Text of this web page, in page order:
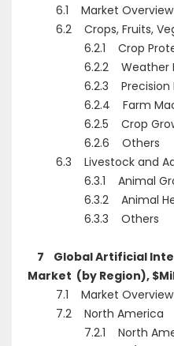
6.1 Market Overview
6.2 Crops, Fruits,
6.2.1 Crop
6.2.2 Weather
6.2.3 Precision
6.2.4 Farm
6.2.5 Crop Growth
6.2.6 Others
6.3 Livestock and
6.3.1 Animal
6.3.2 Animal
6.3.3 Others
7 Global Artificial
Market (by Region),
7.1 Market Overview
7.2 North America
7.2.1 North